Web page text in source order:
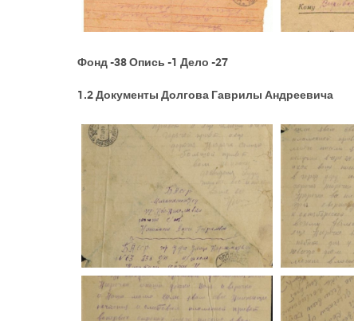
Фонд -38 Опись -1 Дело -27
1.2 Документы Долгова Гаврилы Андреевича